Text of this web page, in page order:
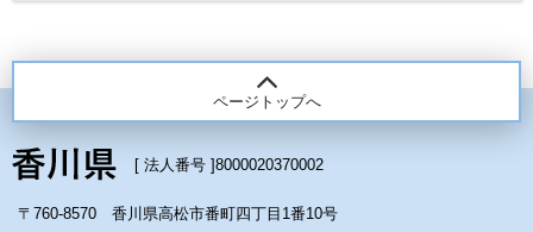
ページトップへ
[ 法人番号 ]8000020370002
〒760-8570 香川県高松市番町四丁目1番10号